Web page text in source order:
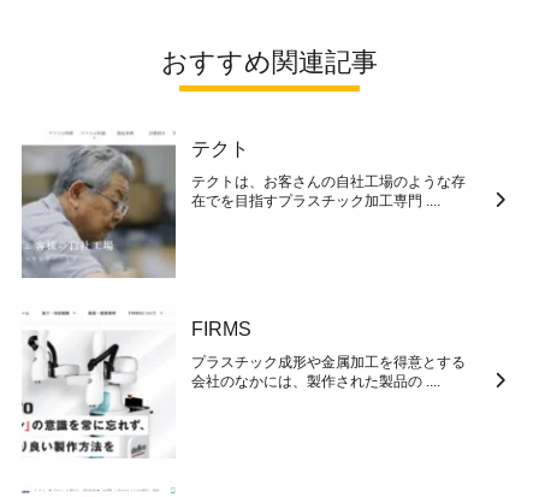
おすすめ関連記事
テクト
テクトは、お客さんの自社工場のような存
在でを目指すプラスチック加工専門 ....
FIRMS
プラスチック成形や金属加工を得意とする
会社のなかには、製作された製品の ....